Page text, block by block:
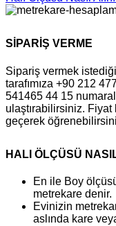
SİPARİŞ VERME
Sipariş vermek
tarafımıza +90 212
541465 44 15
ulaştırabilirsiniz.
geçerek
HALI ÖLÇÜSÜ
En ile Boy
metrekare denir.
Evinizin
aslında kare